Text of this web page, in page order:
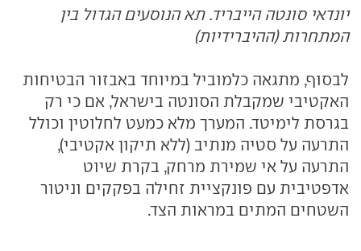
יונדאי סונטה הייבריד. תא הנוסעים הגדול בין
המתחרות (ההיברידיות)
לבסוף, מתגאה כלמוביל במיוחד באבזור הבטיחות
האקטיבי שמקבלת הסונטה בישראל, אם כי רק
בגרסת לימיטד. המערך מלא כמעט לחלוטין וכולל
התרעה על סטיה מנתיב (ללא תיקון אקטיבי),
התרעה על אי שמירת מרחק, בקרת שיוט
אדפטיבית עם פונקציית זחילה בפקקים וניטור
השטחים המתים במראות הצד.